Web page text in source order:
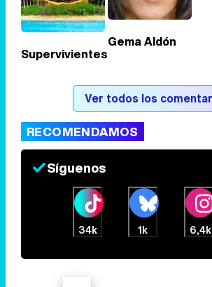
Supervivientes
Gema Aldón
Ver todos los
RECOMENDAMOS
Síguenos
34k 1k 6,4k